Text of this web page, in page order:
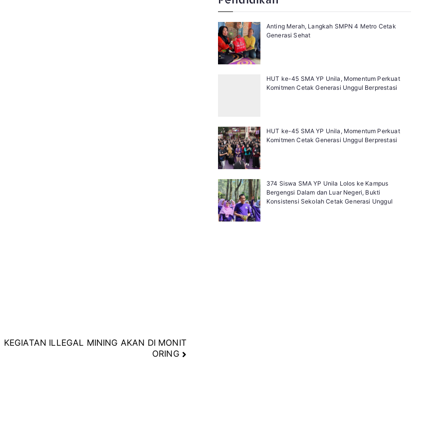
KEGIATAN ILLEGAL MINING AKAN DI MONIT
ORING
Anting Merah, Langkah SMPN 4 Metro Cetak
Generasi Sehat
HUT ke-45 SMA YP Unila, Momentum Perkuat
Komitmen Cetak Generasi Unggul Berprestasi
HUT ke-45 SMA YP Unila, Momentum Perkuat
Komitmen Cetak Generasi Unggul Berprestasi
374 Siswa SMA YP Unila Lolos ke Kampus
Bergengsi Dalam dan Luar Negeri, Bukti
Konsistensi Sekolah Cetak Generasi Unggul